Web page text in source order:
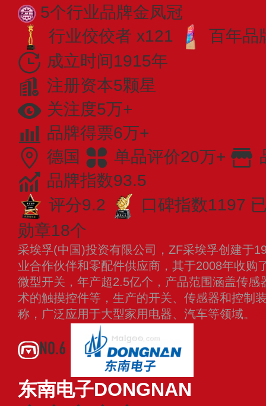
5个行业品牌金凤冠
行业佼佼者 x121
百年品
成立时间1915年
注册资本5颗星
关注度5万+
品牌得票6万+
德国
单品评价20万+
品牌指数93.5
评分9.2
口碑指数1197
勋章18个
采埃孚(中国)投资有限公司，ZF采埃孚创建于
业合作伙伴和零配件供应商，其于2008年收购
微型开关，年产超2.5亿个，产品范围涵盖传
术的触摸控件等，生产的开关、传感器和控制
称，广泛应用于大型家用电器、汽车等领域。
NO.6
东南电子DONGNAN